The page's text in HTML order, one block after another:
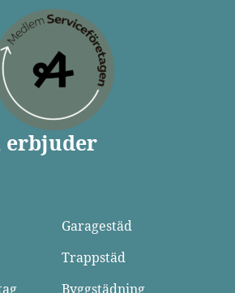
erbjuder
Garagestäd
Trappstäd
Byggstädning